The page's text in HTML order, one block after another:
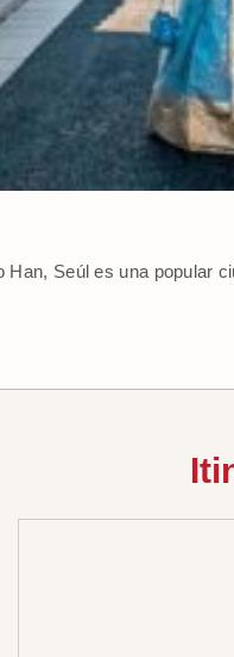
Han, Seúl es una popular